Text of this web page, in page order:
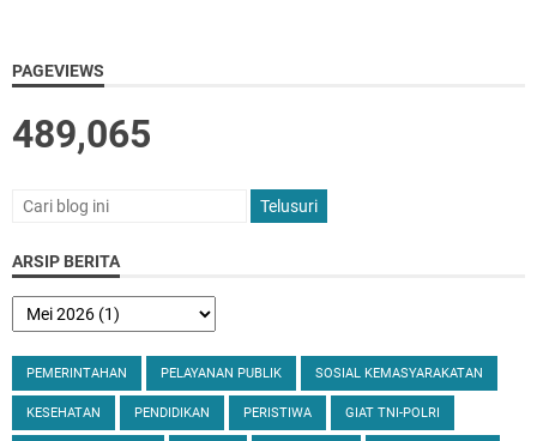
PAGEVIEWS
489,065
ARSIP BERITA
PEMERINTAHAN PELAYANAN PUBLIK SOSIAL KEMASYARAKATAN
KESEHATAN PENDIDIKAN PERISTIWA GIAT TNI-POLRI